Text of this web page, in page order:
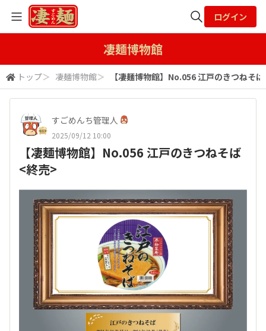
検索
ログイン
凄麺博物館
トップ＞ 凄麺博物館＞ 【凄麺博物館】No.056 江戸のきつねそ
すごめんち管理人
2025/09/12 10:00
【凄麺博物館】No.056 江戸のきつねそば
<終売>